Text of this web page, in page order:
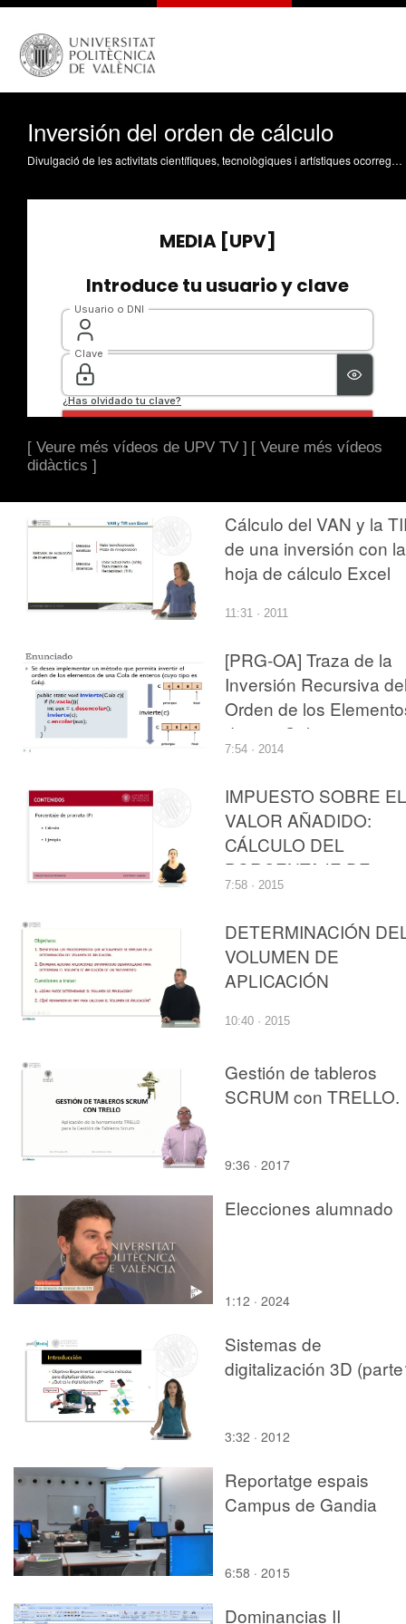
Inversión del orden de cálculo
Divulgació de les activitats científiques, tecnològiques i artístiques ocorregudes en els tres campus de la UPV
[ Veure més vídeos de UPV TV ] [ Veure més vídeos
didàctics ]
Cálculo del VAN y la
de una inversión con la
hoja de cálculo Excel
11:31 · 2011
[PRG-OA] Traza de la
Inversión Recursiva
Orden de los
de una Cola
7:54 · 2014
IMPUESTO SOBRE EL
VALOR AÑADIDO:
CÁLCULO DEL
PORCENTAJE DE
PRORRATA
7:58 · 2015
DETERMINACIÓN
VOLUMEN DE
APLICACIÓN
10:40 · 2015
Gestión de tableros
SCRUM con TRELLO.
9:36 · 2017
Elecciones alumnado
1:12 · 2024
Sistemas de
digitalización 3D
3:32 · 2012
Reportatge espais
Campus de Gandia
6:58 · 2015
Dominancias II